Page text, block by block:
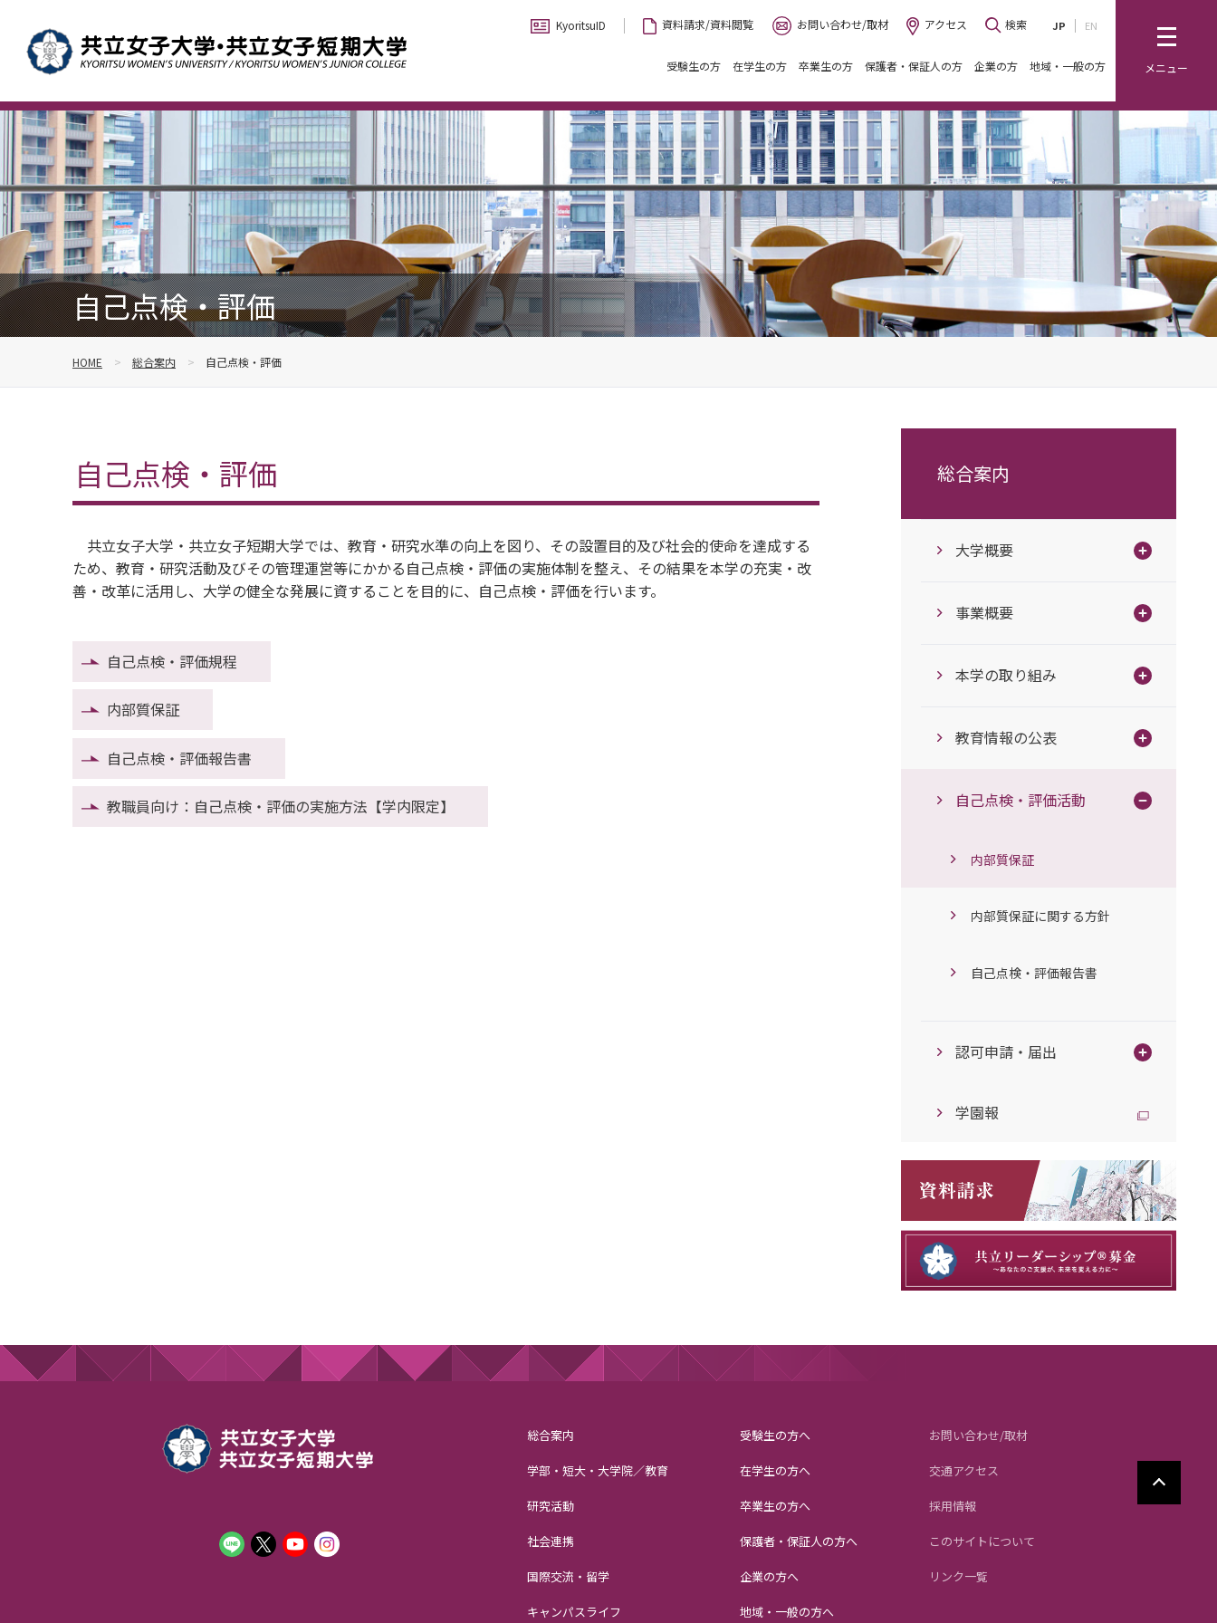
メニュー
検索 JP EN
KyoritsuID 資料請求/資料閲覧 お問い合わせ/取材 アクセス
受験生の方 在学生の方 卒業生の方 保護者・保証人の方 企業の方 地域・一般の方
自己点検・評価
HOME 総合案内 自己点検・評価
自己点検・評価
共立女子大学・共立女子短期大学では、教育・研究水準の向上を図り、その設置目的及び社会的使命を達成する
ため、教育・研究活動及びその管理運営等にかかる自己点検・評価の実施体制を整え、その結果を本学の充実・改
善・改革に活用し、大学の健全な発展に資することを目的に、自己点検・評価を行います。
自己点検・評価規程
内部質保証
自己点検・評価報告書
教職員向け：自己点検・評価の実施方法【学内限定】
総合案内
大学概要
事業概要
本学の取り組み
教育情報の公表
自己点検・評価活動
内部質保証
内部質保証に関する方針
自己点検・評価報告書
認可申請・届出
学園報
総合案内
学部・短大・大学院／教育
研究活動
社会連携
国際交流・留学
キャンパスライフ
受験生の方へ
在学生の方へ
卒業生の方へ
保護者・保証人の方へ
企業の方へ
地域・一般の方へ
お問い合わせ/取材
交通アクセス
採用情報
このサイトについて
リンク一覧